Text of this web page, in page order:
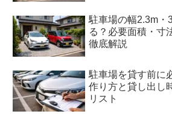
駐車場の幅2.3m・
る？必要面積・寸
徹底解説
駐車場を貸す前に
作り方と貸し出し
リスト